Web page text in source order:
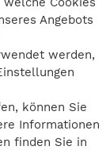
Angebots
werden,
können Sie
Informationen
finden Sie in